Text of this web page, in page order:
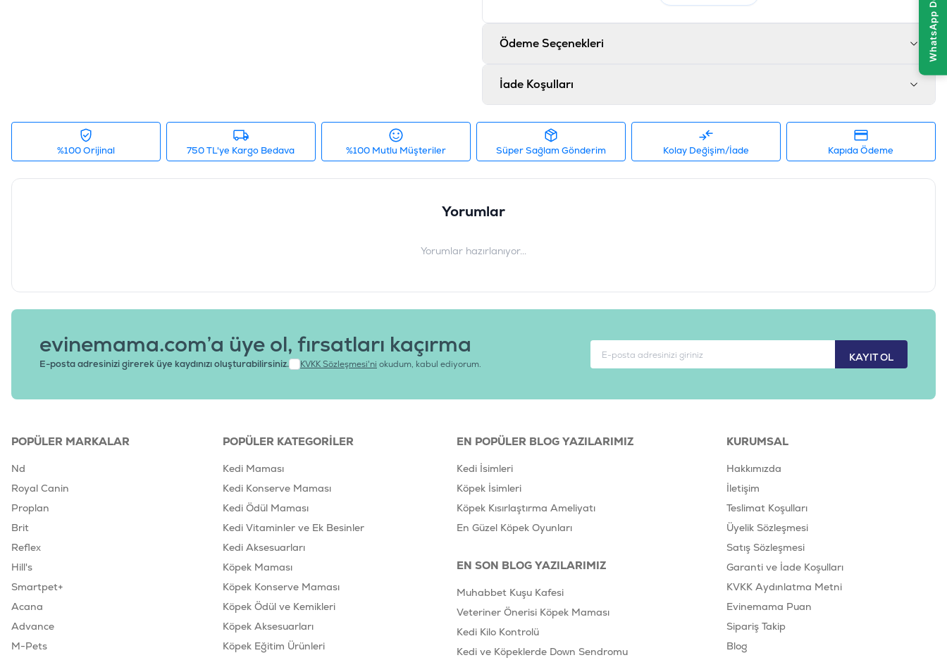
Ham Protein %7,5 Ham Yağ %4, Ham Kül %2,5, Ham Lif %0,4, Nem %82
Barkod
Tedarikçi Ürün Kodu
: C01053
Ödeme Seçenekleri
İade Koşulları
%100 Orijinal 750 TL'ye Kargo Bedava %100 Mutlu Müşteriler Süper Sağlam Gönderim Kolay Değişim/İade Kapıda Ödeme
Yorumlar
Yorumlar hazırlanıyor...
KAYIT OL
evinemama.com’a üye ol, fırsatları kaçırma
E-posta adresinizi girerek üye kaydınızı oluşturabilirsiniz. KVKK Sözleşmesi'ni okudum, kabul ediyorum.
POPÜLER MARKALAR
Nd
Royal Canin
Proplan
Brit
Reflex
Hill's
Smartpet+
Acana
Advance
M-Pets
POPÜLER KATEGORILER
Kedi Maması
Kedi Konserve Maması
Kedi Ödül Maması
Kedi Vitaminler ve Ek Besinler
Kedi Aksesuarları
Köpek Maması
Köpek Konserve Maması
Köpek Ödül ve Kemikleri
Köpek Aksesuarları
Köpek Eğitim Ürünleri
EN POPÜLER BLOG YAZILARIMIZ
Kedi İsimleri
Köpek İsimleri
Köpek Kısırlaştırma Ameliyatı
En Güzel Köpek Oyunları
EN SON BLOG YAZILARIMIZ
Muhabbet Kuşu Kafesi
Veteriner Önerisi Köpek Maması
Kedi Kilo Kontrolü
Kedi ve Köpeklerde Down Sendromu
KURUMSAL
Hakkımızda
İletişim
Teslimat Koşulları
Üyelik Sözleşmesi
Satış Sözleşmesi
Garanti ve İade Koşulları
KVKK Aydınlatma Metni
Evinemama Puan
Sipariş Takip
Blog